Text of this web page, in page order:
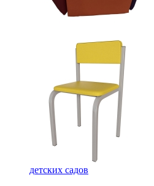
детских садов